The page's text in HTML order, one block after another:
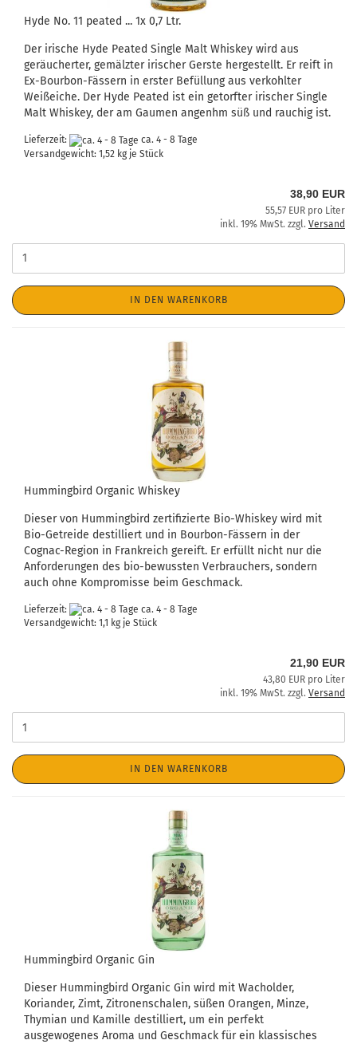
Hyde No. 11 peated ... 1x 0,7 Ltr.
Der irische Hyde Peated Single Malt Whiskey wird aus
geräucherter, gemälzter irischer Gerste hergestellt. Er reift in
Ex-Bourbon-Fässern in erster Befüllung aus verkohlter
Weißeiche. Der Hyde Peated ist ein getorfter irischer Single
Malt Whiskey, der am Gaumen angenhm süß und rauchig ist.
Lieferzeit:
ca. 4 - 8 Tage
Versandgewicht: 1,52 kg je Stück
38,90 EUR
55,57 EUR pro Liter
inkl. 19% MwSt. zzgl. Versand
IN DEN WARENKORB
Hummingbird Organic Whiskey
Dieser von Hummingbird zertifizierte Bio-Whiskey wird mit
Bio-Getreide destilliert und in Bourbon-Fässern in der
Cognac-Region in Frankreich gereift. Er erfüllt nicht nur die
Anforderungen des bio-bewussten Verbrauchers, sondern
auch ohne Kompromisse beim Geschmack.
Lieferzeit:
ca. 4 - 8 Tage
Versandgewicht: 1,1 kg je Stück
21,90 EUR
43,80 EUR pro Liter
inkl. 19% MwSt. zzgl. Versand
IN DEN WARENKORB
Hummingbird Organic Gin
Dieser Hummingbird Organic Gin wird mit Wacholder,
Koriander, Zimt, Zitronenschalen, süßen Orangen, Minze,
Thymian und Kamille destilliert, um ein perfekt
ausgewogenes Aroma und Geschmack für ein klassisches